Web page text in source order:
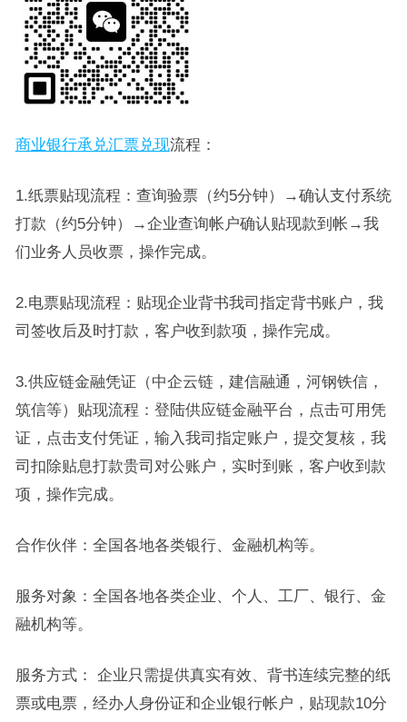
商业银行承兑汇票兑现流程：
1.纸票贴现流程：查询验票（约5分钟）→确认支付系统
打款（约5分钟）→企业查询帐户确认贴现款到帐→我
们业务人员收票，操作完成。
2.电票贴现流程：贴现企业背书我司指定背书账户，我
司签收后及时打款，客户收到款项，操作完成。
3.供应链金融凭证（中企云链，建信融通，河钢铁信，
筑信等）贴现流程：登陆供应链金融平台，点击可用凭
证，点击支付凭证，输入我司指定账户，提交复核，我
司扣除贴息打款贵司对公账户，实时到账，客户收到款
项，操作完成。
合作伙伴：全国各地各类银行、金融机构等。
服务对象：全国各地各类企业、个人、工厂、银行、金
融机构等。
服务方式： 企业只需提供真实有效、背书连续完整的纸
票或电票，经办人身份证和企业银行帐户，贴现款10分